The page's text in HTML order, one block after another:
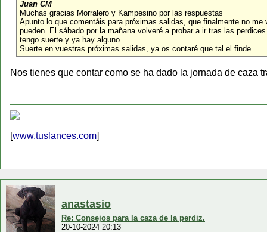
Juan CM
Muchas gracias Morralero y Kampesino por las respuestas
Apunto lo que comentáis para próximas salidas, que finalmente no
pueden. El sábado por la mañana volveré a probar a ir tras las
tengo suerte y ya hay alguno.
Suerte en vuestras próximas salidas, ya os contaré que tal el finde.
Nos tienes que contar como se ha dado la jornada de caza
[www.tuslances.com]
anastasio
Re: Consejos para la caza de la perdiz.
20-10-2024 20:13